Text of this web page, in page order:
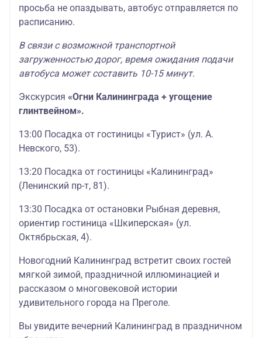
просьба не опаздывать, автобус отправляется по
расписанию.
В связи с возможной транспортной
загруженностью дорог, время ожидания подачи
автобуса может составить 10-15 минут.
Экскурсия «Огни Калининграда + угощение
глинтвейном».
13:00 Посадка от гостиницы «Турист» (ул. А.
Невского, 53).
13:20 Посадка от гостиницы «Калининград»
(Ленинский пр-т, 81).
13:30 Посадка от остановки Рыбная деревня,
ориентир гостиница «Шкиперская» (ул.
Октябрьская, 4).
Новогодний Калининград встретит своих гостей
мягкой зимой, праздничной иллюминацией и
рассказом о многовековой истории
удивительного города на Преголе.
Вы увидите вечерний Калининград в праздничном